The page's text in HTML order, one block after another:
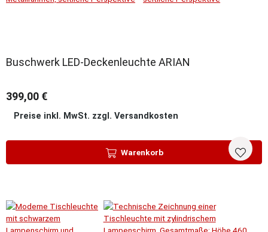
Buschwerk LED-Deckenleuchte ARIAN
399,00 €
Preise inkl. MwSt. zzgl. Versandkosten
Warenkorb